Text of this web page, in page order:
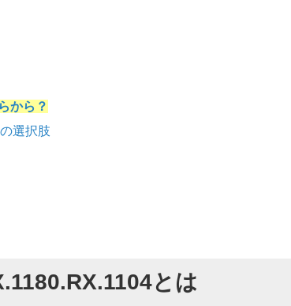
から？
選択肢
とは